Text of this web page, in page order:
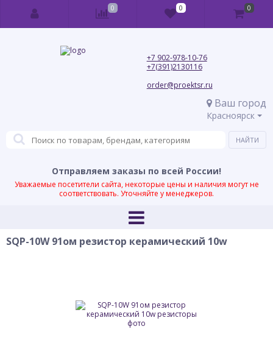
+7 902-978-10-76
+7(391)2130116
order@proektsr.ru
Ваш город
Красноярск
Отправляем заказы по всей России!
Уважаемые посетители сайта, некоторые цены и наличия могут не
соответствовать. Уточняйте у менеджеров.
SQP-10W 91ом резистор керамический 10w
0 0 0